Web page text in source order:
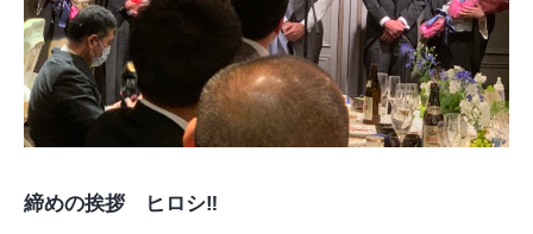
締めの挨拶 ヒロシ‼︎